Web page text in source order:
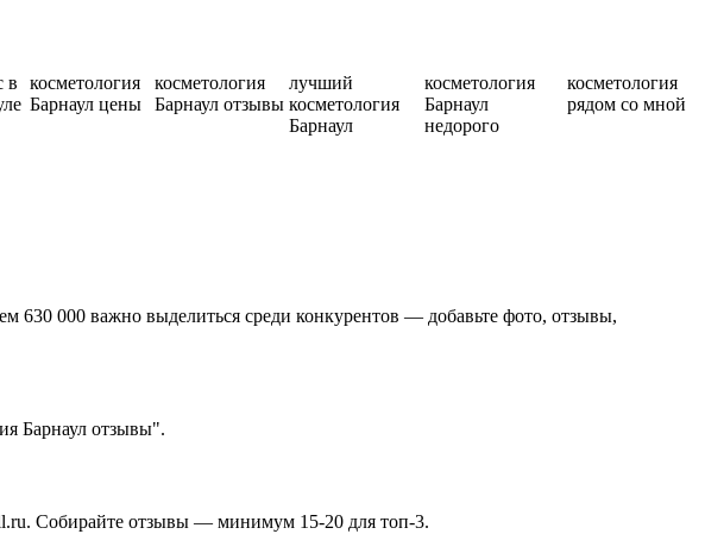
в
косметология
Барнаул цены
косметология
Барнаул отзывы
лучший
косметология
Барнаул
косметология
Барнаул
недорого
косметология
рядом со мной
630 000 важно выделиться среди конкурентов — добавьте фото, отзывы,
Барнаул отзывы".
Собирайте отзывы — минимум 15-20 для топ-3.